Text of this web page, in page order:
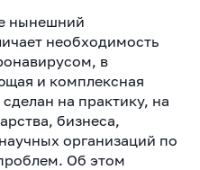
нынешний
необходимость
в
и комплексная
на практику, на
бизнеса,
организаций по
Об этом